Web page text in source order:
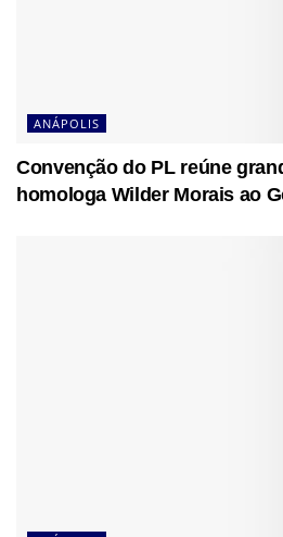
ANÁPOLIS
Convenção do PL reúne
homologa Wilder Morais ao